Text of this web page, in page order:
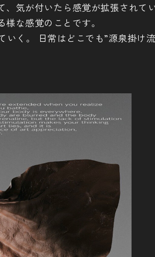
気が付いたら感覚が拡張されてい
な感覚のことです。
く。 日常はどこでも”源泉掛け